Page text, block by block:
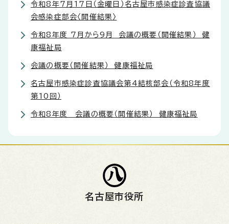
令和8年7月17日（金曜日）名古屋市感染症診査協議
会感染症部会〈開催結果〉
令和8年度 7月から9月 会議の概要（開催結果） 健
康福祉局
会議の概要（開催結果） 健康福祉局
名古屋市感染症診査協議会第4結核部会（令和8年度
第10回）
令和8年度 会議の概要（開催結果） 健康福祉局
名古屋市役所